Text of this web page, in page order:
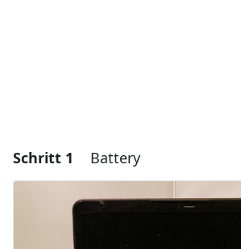
Schritt 1 Battery